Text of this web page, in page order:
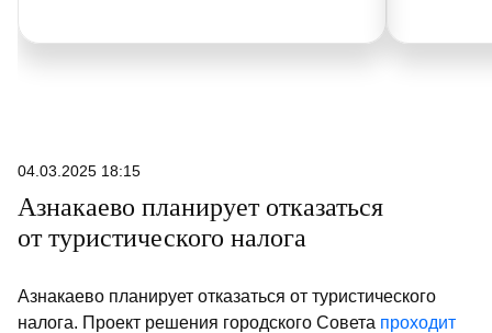
04.03.2025 18:15
Азнакаево планирует отказаться
от туристического налога
Азнакаево планирует отказаться от туристического
налога. Проект решения городского Совета проходит